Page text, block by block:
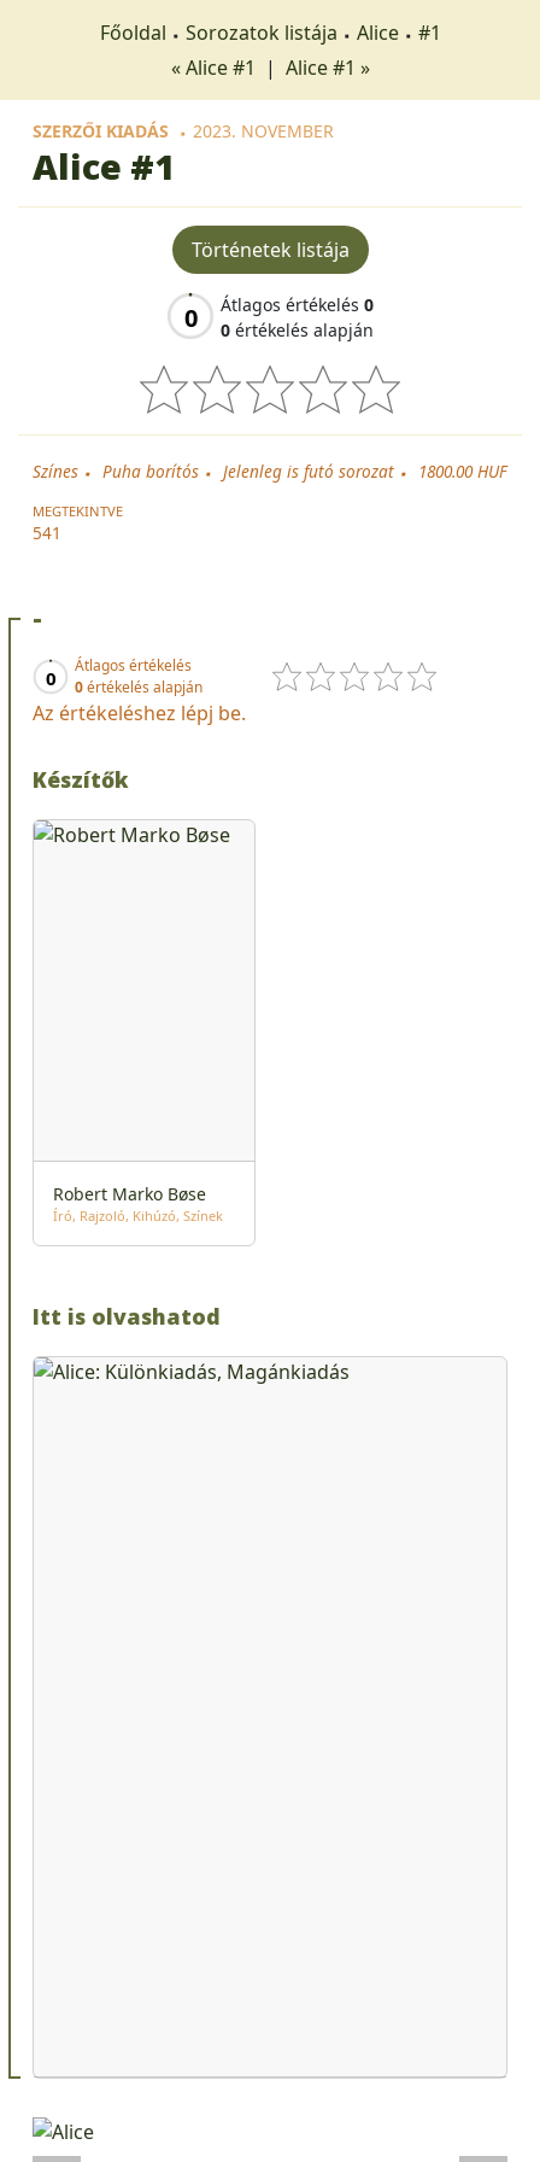
Főoldal Sorozatok listája Alice
#1
« Alice #1
| Alice #1 »
SZERZŐI KIADÁS 2023. NOVEMBER
Alice #1
Történetek listája
0 Átlagos értékelés 0
0 értékelés alapján
Színes Puha borítós Jelenleg is futó sorozat 1800.00 HUF
MEGTEKINTVE
541
-
0
Átlagos értékelés
0értékelés alapján
Az értékeléshez lépj be.
Készítők
Robert Marko Bøse
Író Rajzoló Kihúzó Színek
Itt is olvashatod